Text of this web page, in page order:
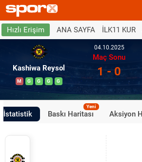
Hızlı Erişim ANA SAYFA İLK11 KUR
Kashiwa Reysol
M G G G G
04.10.2025
Maç Sonu
1 - 0
İstatistik Baskı Haritası
Yeni
Aksiyon